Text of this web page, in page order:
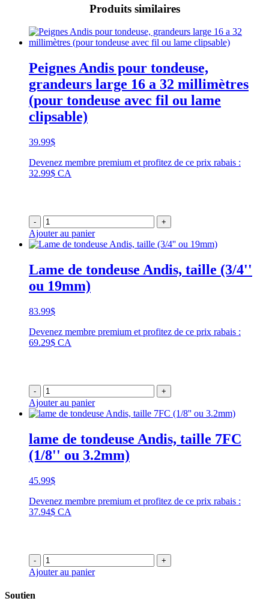
Produits similaires
Peignes Andis pour tondeuse,
grandeurs large 16 a 32 millimètres
(pour tondeuse avec fil ou lame
clipsable)
39.99$
Devenez membre premium et profitez de ce prix rabais :
32.99$ CA
- +
Ajouter au panier
Lame de tondeuse Andis, taille (3/4''
ou 19mm)
83.99$
Devenez membre premium et profitez de ce prix rabais :
69.29$ CA
- +
Ajouter au panier
lame de tondeuse Andis, taille 7FC
(1/8'' ou 3.2mm)
45.99$
Devenez membre premium et profitez de ce prix rabais :
37.94$ CA
- +
Ajouter au panier
Soutien